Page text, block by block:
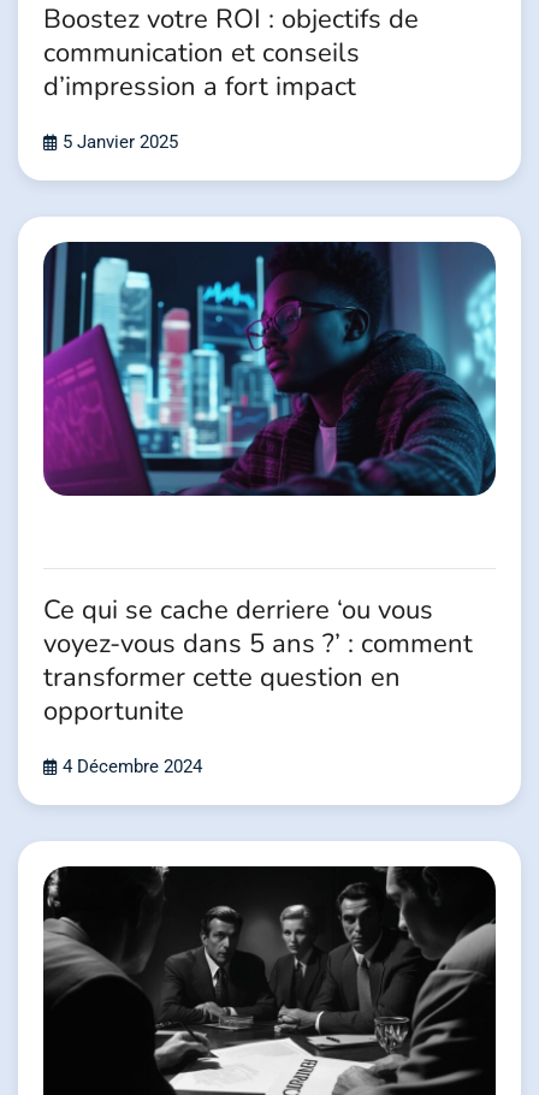
Boostez votre ROI : objectifs de
communication et conseils
d’impression a fort impact
5 Janvier 2025
Ce qui se cache derriere ‘ou vous
voyez-vous dans 5 ans ?’ : comment
transformer cette question en
opportunite
4 Décembre 2024